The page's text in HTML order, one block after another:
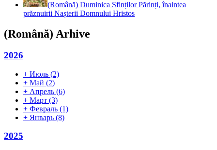
(Română) Duminica Sfinților Părinți, înaintea
prăznuirii Nașterii Domnului Hristos
(Română) Arhive
2026
+ Июль (2)
+ Май (2)
+ Апрель (6)
+ Март (3)
+ Февраль (1)
+ Январь (8)
2025